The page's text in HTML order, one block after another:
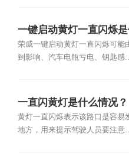
一键启动黄灯一直闪烁
荣威一键启动黄灯一直闪烁可能
到影响、汽车电瓶亏电、钥匙感
一直闪黄灯是什么情况？
黄灯一直闪烁表示该路口是容易
地方，用来提示驾驶人员要注意